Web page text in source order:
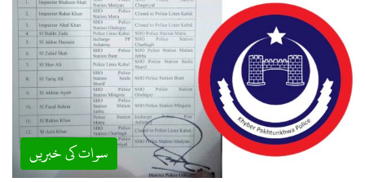
سوات کی خبریں